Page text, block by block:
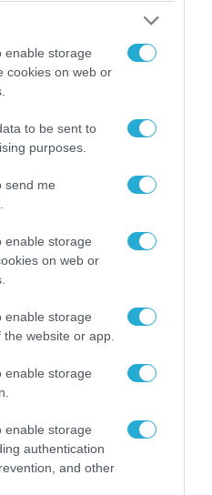
enable storage
cookies on web or
to be sent to
purposes.
send me
enable storage
on web or
enable storage
website or app.
enable storage
enable storage
authentication
and other
με στόχο τον
πίσω από το
βίντεο
έφτασε στη
θα συναντηθεί με τον
με τη Ρωσία
πλήγματα σε πλοία
εγκαταστάσεις
– Δύο νεκροί στην